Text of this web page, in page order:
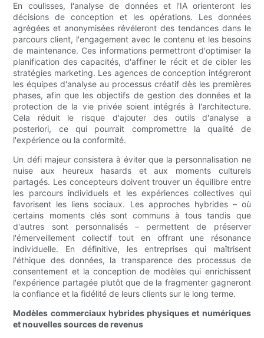
En coulisses, l'analyse de données et l'IA orienteront les
décisions de conception et les opérations. Les données
agrégées et anonymisées révéleront des tendances dans le
parcours client, l'engagement avec le contenu et les besoins
de maintenance. Ces informations permettront d'optimiser la
planification des capacités, d'affiner le récit et de cibler les
stratégies marketing. Les agences de conception intégreront
les équipes d'analyse au processus créatif dès les premières
phases, afin que les objectifs de gestion des données et la
protection de la vie privée soient intégrés à l'architecture.
Cela réduit le risque d'ajouter des outils d'analyse a
posteriori, ce qui pourrait compromettre la qualité de
l'expérience ou la conformité.
Un défi majeur consistera à éviter que la personnalisation ne
nuise aux heureux hasards et aux moments culturels
partagés. Les concepteurs doivent trouver un équilibre entre
les parcours individuels et les expériences collectives qui
favorisent les liens sociaux. Les approches hybrides – où
certains moments clés sont communs à tous tandis que
d'autres sont personnalisés – permettent de préserver
l'émerveillement collectif tout en offrant une résonance
individuelle. En définitive, les entreprises qui maîtrisent
l'éthique des données, la transparence des processus de
consentement et la conception de modèles qui enrichissent
l'expérience partagée plutôt que de la fragmenter gagneront
la confiance et la fidélité de leurs clients sur le long terme.
Modèles commerciaux hybrides physiques et numériques
et nouvelles sources de revenus